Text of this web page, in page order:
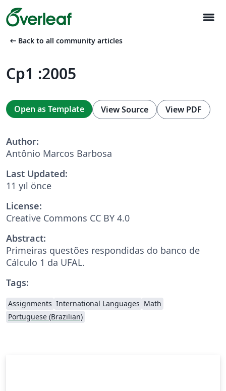
menu
arrow_left_alt Back to all community articles
Cp1 :2005
Open as Template View Source View PDF
Author:
Antônio Marcos Barbosa
Last Updated:
11 yıl önce
License:
Creative Commons CC BY 4.0
Abstract:
Primeiras questões respondidas do banco de
Cálculo 1 da UFAL.
Tags:
Assignments International Languages Math
Portuguese (Brazilian)